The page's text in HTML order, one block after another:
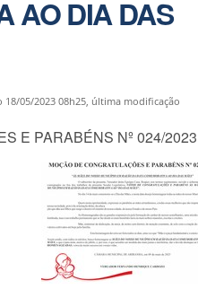
AO DIA DAS
18/05/2023 08h25, última modificação
E PARABÉNS Nº 024/2023